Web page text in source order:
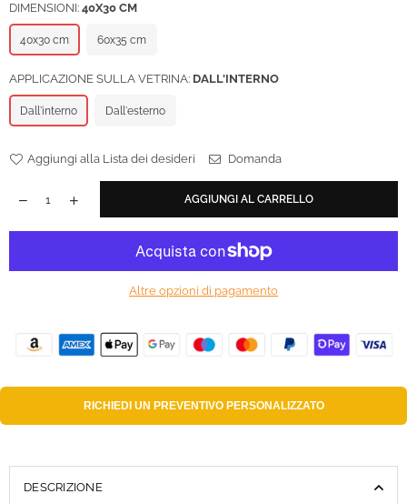
DIMENSIONI: 40X30 CM
40x30 cm 60x35 cm
APPLICAZIONE SULLA VETRINA: DALL'INTERNO
Dall'interno Dall'esterno
Aggiungi alla Lista dei desideri Domanda
AGGIUNGI AL CARRELLO
Altre opzioni di pagamento
RICHIEDI UN PREVENTIVO PERSONALIZZATO
DESCRIZIONE